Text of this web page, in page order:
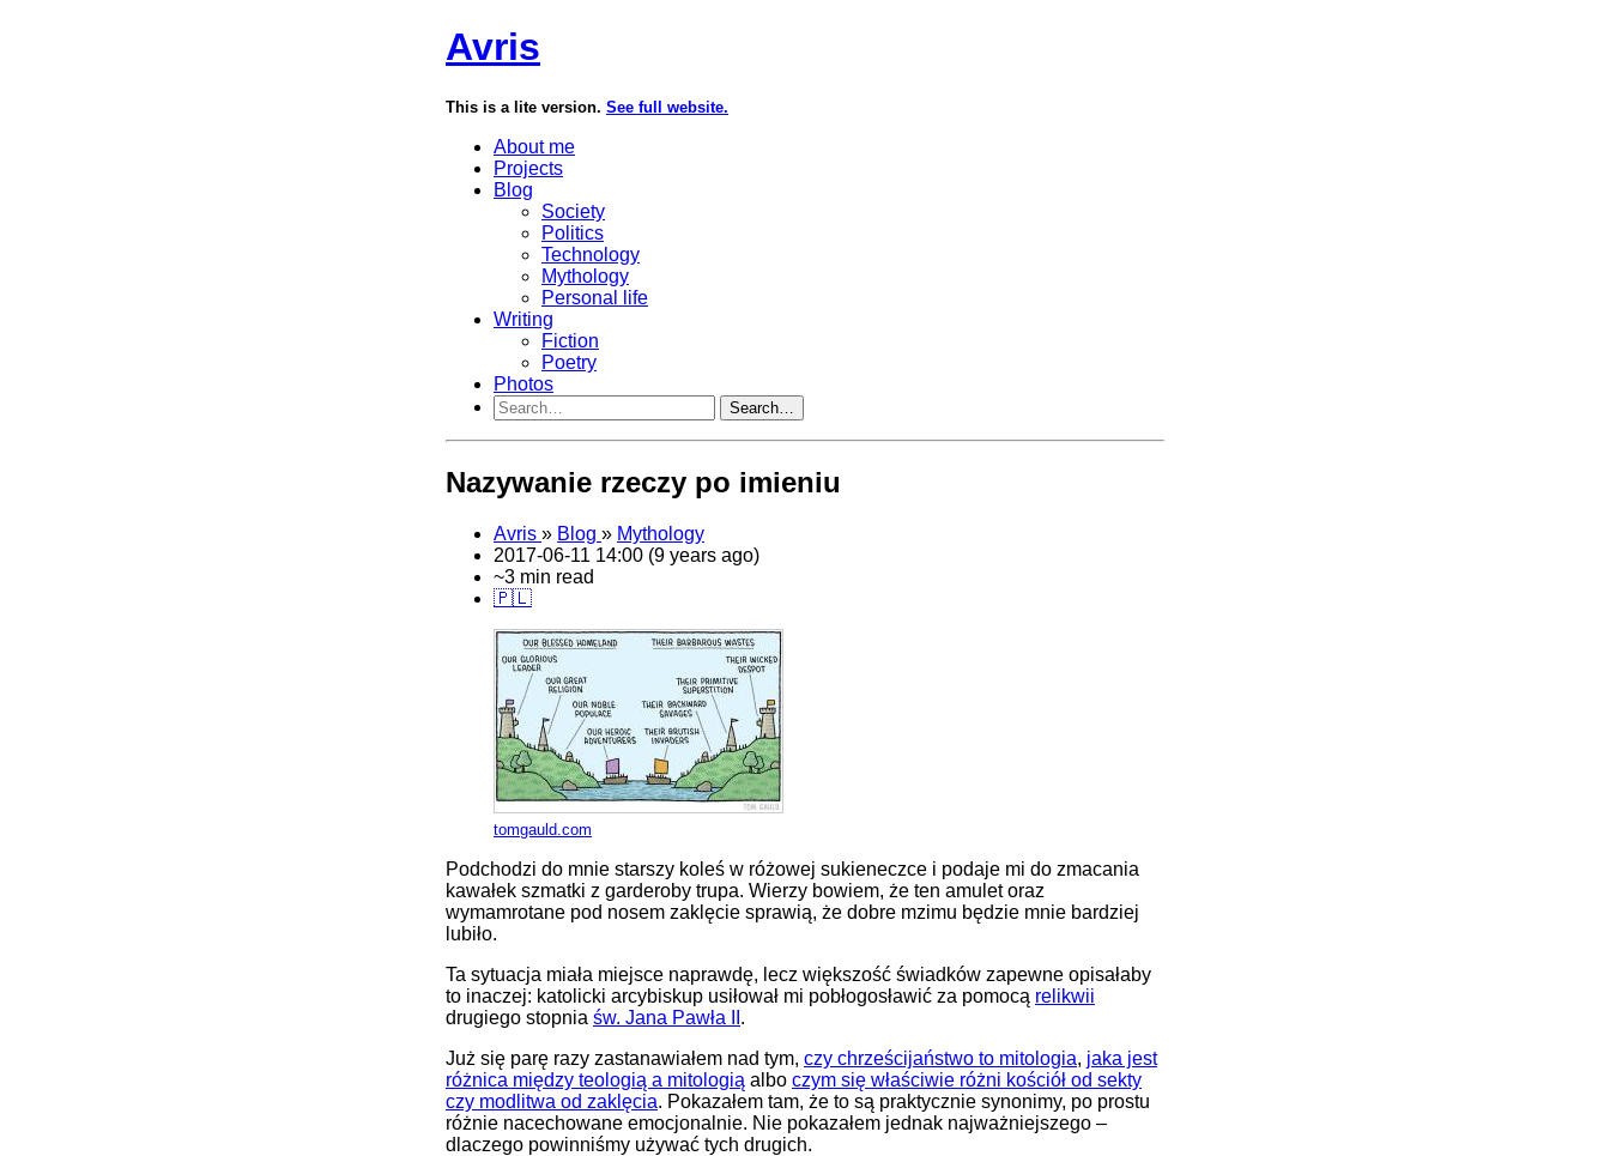
Avris
This is a lite version. See full website.
About me
Projects
Blog
Society
Politics
Technology
Mythology
Personal life
Writing
Fiction
Poetry
Photos
Search…
Nazywanie rzeczy po imieniu
Avris » Blog » Mythology
2017-06-11 14:00 (9 years ago)
~3 min read
🇵🇱
tomgauld.com
Podchodzi do mnie starszy koleś w różowej sukieneczce i podaje mi do zmacania
kawałek szmatki z garderoby trupa. Wierzy bowiem, że ten amulet oraz
wymamrotane pod nosem zaklęcie sprawią, że dobre mzimu będzie mnie bardziej
lubiło.
Ta sytuacja miała miejsce naprawdę, lecz większość świadków zapewne opisałaby
to inaczej: katolicki arcybiskup usiłował mi pobłogosławić za pomocą relikwii
drugiego stopnia św. Jana Pawła II .
Już się parę razy zastanawiałem nad tym, czy chrześcijaństwo to mitologia, jaka jest
różnica między teologią a mitologią albo czym się właściwie różni kościół od sekty
czy modlitwa od zaklęcia. Pokazałem tam, że to są praktycznie synonimy, po prostu
różnie nacechowane emocjonalnie. Nie pokazałem jednak najważniejszego –
dlaczego powinniśmy używać tych drugich.